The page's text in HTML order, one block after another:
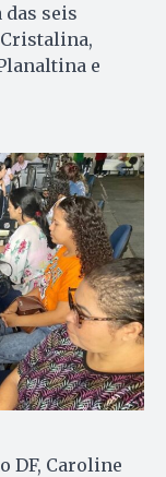
das seis
e
DF, Caroline